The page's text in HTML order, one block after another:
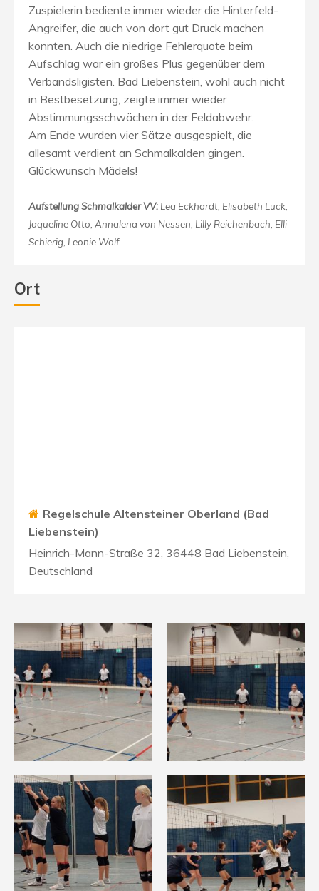
Zuspielerin bediente immer wieder die Hinterfeld-
Angreifer, die auch von dort gut Druck machen
konnten. Auch die niedrige Fehlerquote beim
Aufschlag war ein großes Plus gegenüber dem
Verbandsligisten. Bad Liebenstein, wohl auch nicht
in Bestbesetzung, zeigte immer wieder
Abstimmungsschwächen in der Feldabwehr.
Am Ende wurden vier Sätze ausgespielt, die
allesamt verdient an Schmalkalden gingen.
Glückwunsch Mädels!
Aufstellung Schmalkalder VV: Lea Eckhardt, Elisabeth Luck,
Jaqueline Otto, Annalena von Nessen, Lilly Reichenbach, Elli
Schierig, Leonie Wolf
Ort
Regelschule Altensteiner Oberland (Bad
Liebenstein)
Heinrich-Mann-Straße 32, 36448 Bad Liebenstein,
Deutschland